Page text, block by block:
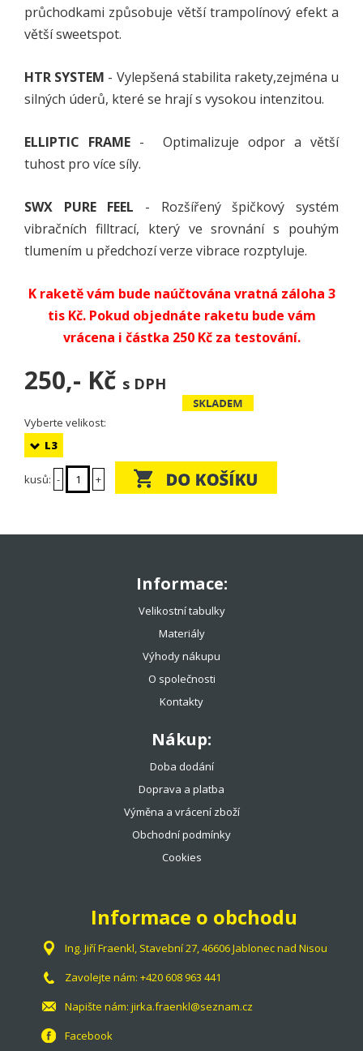
průchodkami způsobuje větší trampolínový efekt a
větší sweetspot.
HTR SYSTEM - Vylepšená stabilita rakety,zejména u
silných úderů, které se hrají s vysokou intenzitou.
ELLIPTIC FRAME - Optimalizuje odpor a větší
tuhost pro více síly.
SWX PURE FEEL - Rozšířený špičkový systém
vibračních filltrací, který ve srovnání s pouhým
tlumením u předchozí verze vibrace rozptyluje.
K raketě vám bude naúčtována vratná záloha 3
tis Kč. Pokud objednáte raketu bude vám
vrácena i částka 250 Kč za testování.
250,- Kč s DPH
Vyberte velikost:
L3
kusů: - +
Informace:
Velikostní tabulky
Materiály
Výhody nákupu
O společnosti
Kontakty
Nákup:
Doba dodání
Doprava a platba
Výměna a vrácení zboží
Obchodní podmínky
Cookies
Informace o obchodu
Ing. Jiří Fraenkl, Stavební 27, 46606 Jablonec nad Nisou
Zavolejte nám: +420 608 963 441
Napište nám: jirka.fraenkl@seznam.cz
Facebook